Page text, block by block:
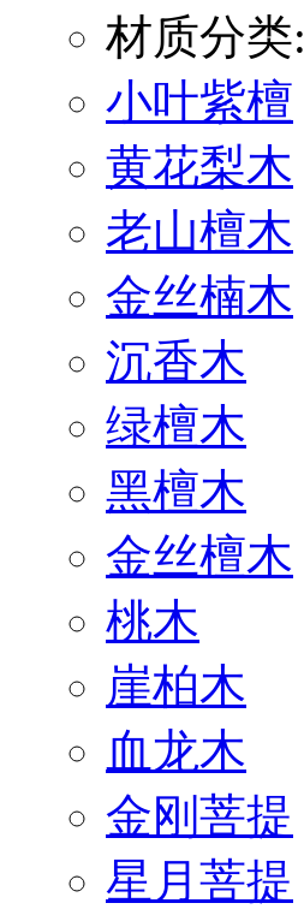
材质分类:
小叶紫檀
黄花梨木
老山檀木
金丝楠木
沉香木
绿檀木
黑檀木
金丝檀木
桃木
崖柏木
血龙木
金刚菩提
星月菩提